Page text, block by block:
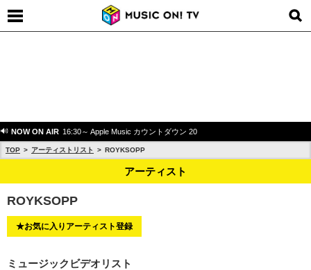
NOW ON AIR 16:30～ Apple Music カウントダウン 20
TOP アーティストリスト ROYKSOPP
アーティスト
ROYKSOPP
★お気に入りアーティスト登録
ミュージックビデオリスト